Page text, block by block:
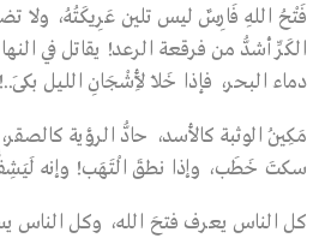
فَتْحُ اللهِ فَارِسٌ ليس تلين عَرِيكَتُهُ، ولا
الكَرِّ أشدُّ من فرقعة الرعد! يقاتل في
دماء البحر، فإذا خَلاَ لِأَشْجَانِ الليل بكَى..!
مَكِينُ الوثبة كالأسد، حادُّ الرؤية
سكتَ خَطَب، وإذا نطقَ الْتَهَب! وإنه
كل الناس يعرف فتحَ الله، وكل الناس